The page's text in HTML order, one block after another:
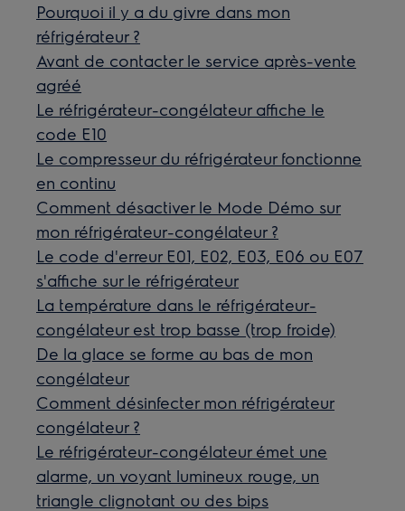
Pourquoi il y a du givre dans mon
réfrigérateur ?
Avant de contacter le service après-vente
agréé
Le réfrigérateur-congélateur affiche le
code E10
Le compresseur du réfrigérateur fonctionne
en continu
Comment désactiver le Mode Démo sur
mon réfrigérateur-congélateur ?
Le code d'erreur E01, E02, E03, E06 ou E07
s'affiche sur le réfrigérateur
La température dans le réfrigérateur-
congélateur est trop basse (trop froide)
De la glace se forme au bas de mon
congélateur
Comment désinfecter mon réfrigérateur
congélateur ?
Le réfrigérateur-congélateur émet une
alarme, un voyant lumineux rouge, un
triangle clignotant ou des bips